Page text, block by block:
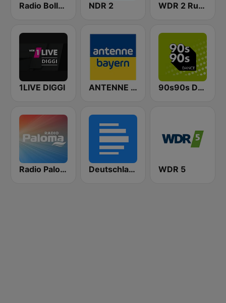
Radio Bollerwagen NDR 2 WDR 2 Ruhrgebiet
1LIVE DIGGI ANTENNE BAYERN 90s90s Dance
Radio Paloma Deutschlandfunk WDR 5